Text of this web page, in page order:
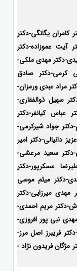
کامران یگانگی-دکتر
آیت عموزاده-دکتر
دکتر مهدی ملکی-
کرمی-دکتر صادق
مراد عبدی ورمزان-
سهیل ذوالفقاری-
عباس کیانفر-دکتر
جواد شیرکرمی-
دانیالی-دکتر امیر
دکتر سعید مرعشی-
عسکرپور-دکتر
دکتر میثم موسی
مهدی میرزایی-دکتر
دکتر مریم احمدی-
نبی پور افروزی-
دکتر فریبرز اصل مرز-
مژگان فریدون نژاد -